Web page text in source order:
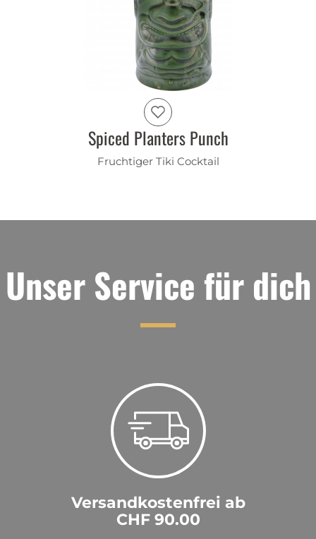
Spiced Planters Punch
Fruchtiger Tiki Cocktail
Unser Service für dich
Versandkostenfrei ab
CHF 90.00